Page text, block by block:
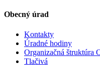
Obecný úrad
Kontakty
Úradné hodiny
Organizačná štruktúra
Tlačivá